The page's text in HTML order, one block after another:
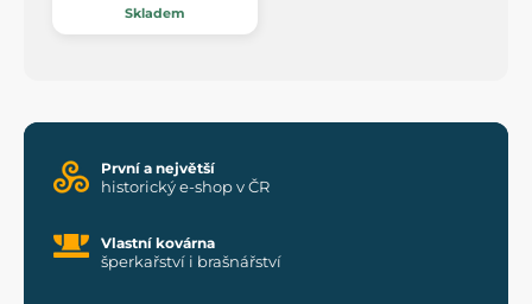
Skladem
První a největší
historický e-shop v ČR
Vlastní kovárna
šperkařství i brašnářství